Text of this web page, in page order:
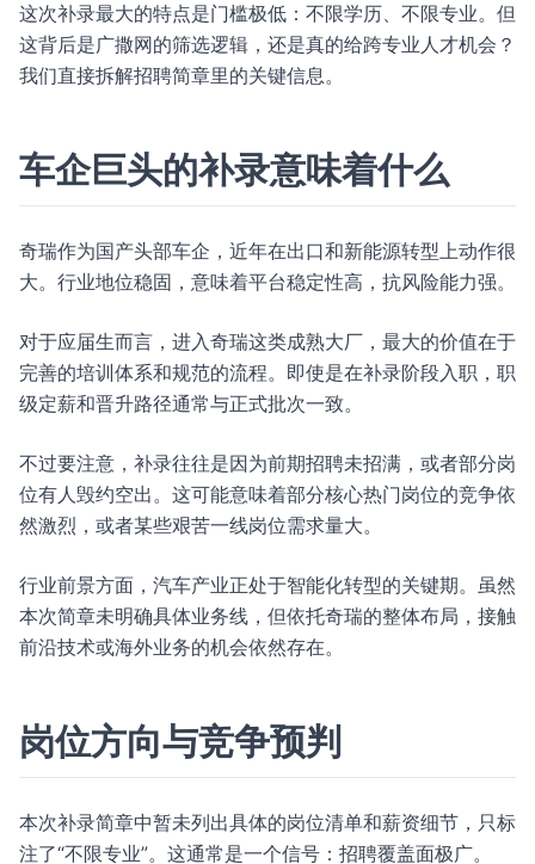
这次补录最大的特点是门槛极低：不限学历、不限专业。但
这背后是广撒网的筛选逻辑，还是真的给跨专业人才机会？
我们直接拆解招聘简章里的关键信息。
车企巨头的补录意味着什么
奇瑞作为国产头部车企，近年在出口和新能源转型上动作很
大。行业地位稳固，意味着平台稳定性高，抗风险能力强。
对于应届生而言，进入奇瑞这类成熟大厂，最大的价值在于
完善的培训体系和规范的流程。即使是在补录阶段入职，职
级定薪和晋升路径通常与正式批次一致。
不过要注意，补录往往是因为前期招聘未招满，或者部分岗
位有人毁约空出。这可能意味着部分核心热门岗位的竞争依
然激烈，或者某些艰苦一线岗位需求量大。
行业前景方面，汽车产业正处于智能化转型的关键期。虽然
本次简章未明确具体业务线，但依托奇瑞的整体布局，接触
前沿技术或海外业务的机会依然存在。
岗位方向与竞争预判
本次补录简章中暂未列出具体的岗位清单和薪资细节，只标
注了“不限专业”。这通常是一个信号：招聘覆盖面极广。